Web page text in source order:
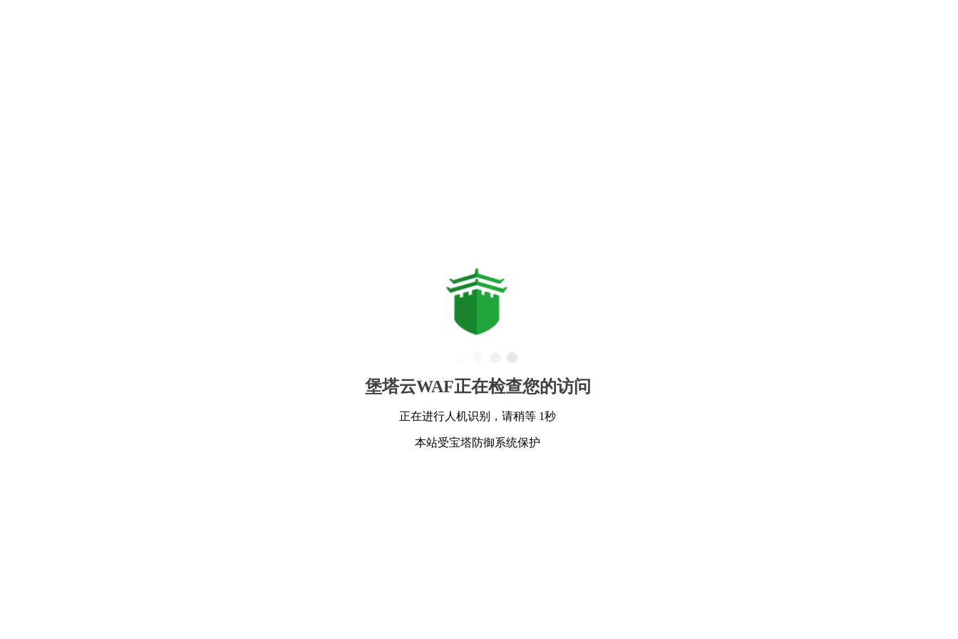
堡塔云WAF正在检查您的访问
正在进行人机识别，请稍等 1秒
本站受宝塔防御系统保护